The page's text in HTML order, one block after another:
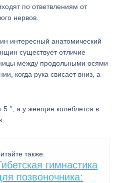
по ответвлениям от
нервов.
интересный анатомический
существует отличие
между продольными осями
когда рука свисает вниз, а
5 °, а у женщин колеблется в
также:
гимнастика
позвоночника: